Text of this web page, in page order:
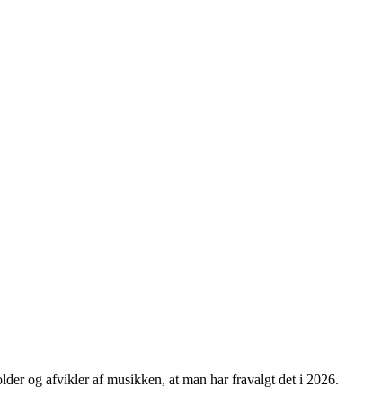
og afvikler af musikken, at man har fravalgt det i 2026.